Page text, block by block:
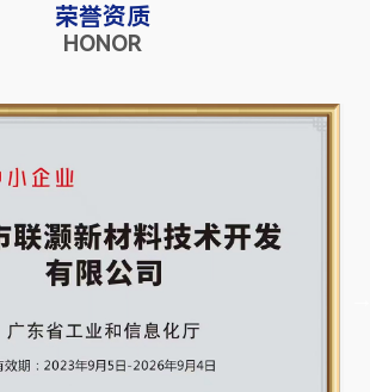
荣誉资质
HONOR